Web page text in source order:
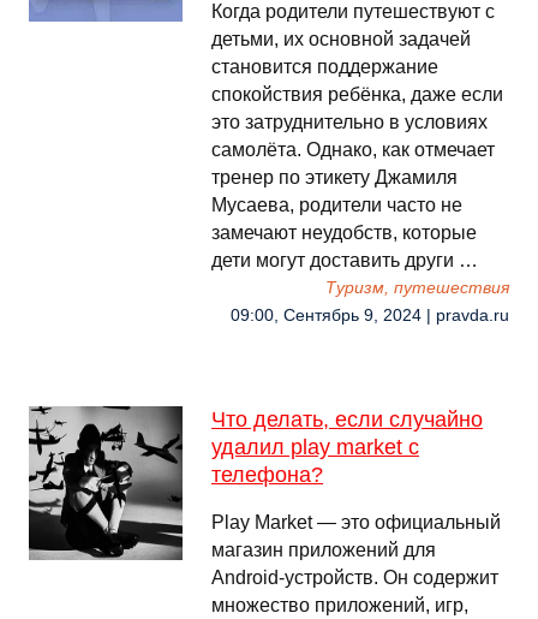
Когда родители путешествуют с
детьми, их основной задачей
становится поддержание
спокойствия ребёнка, даже если
это затруднительно в условиях
самолёта. Однако, как отмечает
тренер по этикету Джамиля
Мусаева, родители часто не
замечают неудобств, которые
дети могут доставить други …
Туризм, путешествия
09:00, Сентябрь 9, 2024 | pravda.ru
Что делать, если случайно
удалил play market с
телефона?
Play Market — это официальный
магазин приложений для
Android-устройств. Он содержит
множество приложений, игр,